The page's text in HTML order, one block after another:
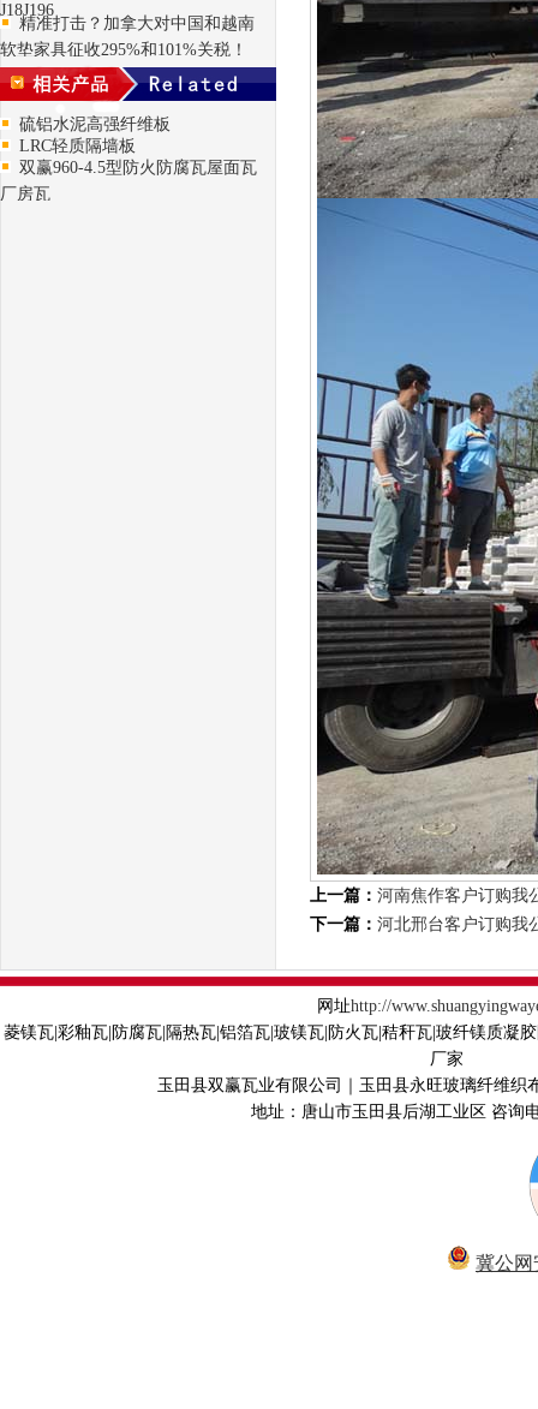
J18J196
精准打击？加拿大对中国和越南
软垫家具征收295%和101%关税！
硫铝水泥高强纤维板
LRC轻质隔墙板
双赢960-4.5型防火防腐瓦屋面瓦
厂房瓦
上一篇： 河南焦作客户订购我
下一篇： 河北邢台客户订购我
网址http://
菱镁瓦|彩釉瓦|防腐瓦|隔热瓦|铝箔瓦|玻镁瓦|防火瓦|秸秆瓦|玻纤镁质凝
厂家
玉田县双赢瓦业有限公司｜玉田县永旺玻璃纤维织
地址：唐山市玉田县后湖工业区 咨询
冀公网